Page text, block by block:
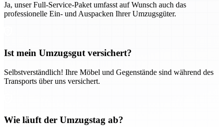
Ja, unser Full-Service-Paket umfasst auf Wunsch auch das
professionelle Ein- und Auspacken Ihrer Umzugsgüter.
Ist mein Umzugsgut versichert?
Selbstverständlich! Ihre Möbel und Gegenstände sind während des
Transports über uns versichert.
Wie läuft der Umzugstag ab?